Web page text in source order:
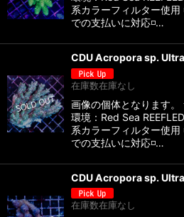
系カラーフィルター使用
での支払いに対応◽️…
CDU Acropora sp.
在庫数在庫なし
画像の個体となります
環境：Red Sea
系カラーフィルター使用
での支払いに対応◽️…
CDU Acropora sp.
在庫数在庫なし